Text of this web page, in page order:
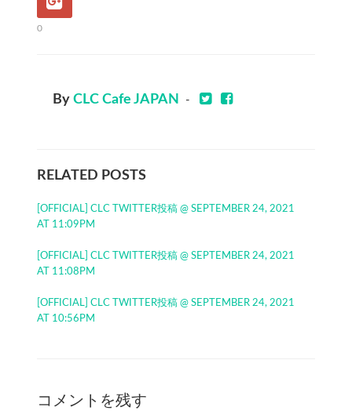
0
By CLC Cafe JAPAN -
RELATED POSTS
[OFFICIAL] CLC TWITTER投稿 @ SEPTEMBER 24, 2021
AT 11:09PM
[OFFICIAL] CLC TWITTER投稿 @ SEPTEMBER 24, 2021
AT 11:08PM
[OFFICIAL] CLC TWITTER投稿 @ SEPTEMBER 24, 2021
AT 10:56PM
コメントを残す